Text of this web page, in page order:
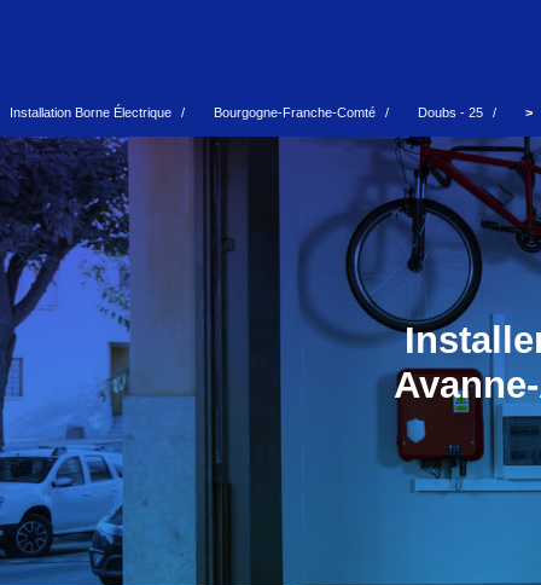
Installation Borne Électrique Bourgogne-Franche-Comté Doubs - 25